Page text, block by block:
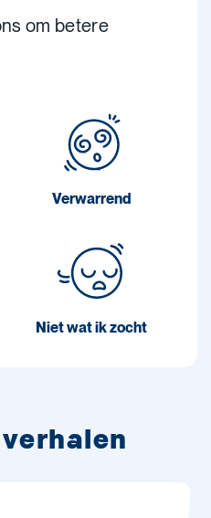
om betere
Verwarrend
Niet wat ik zocht